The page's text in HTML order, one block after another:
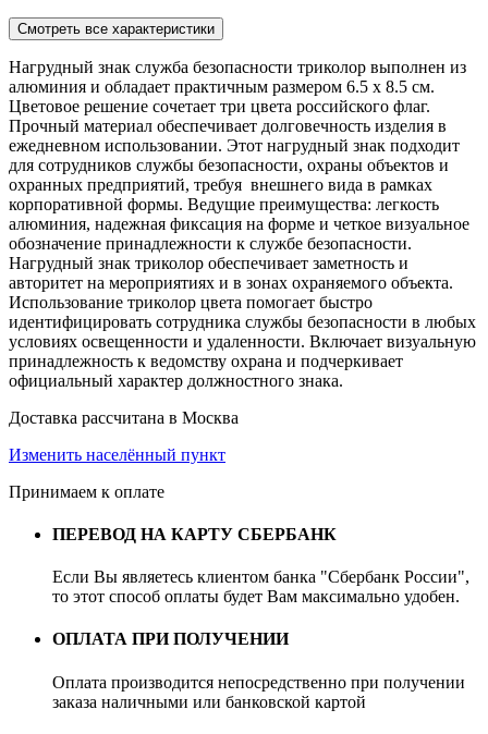
Смотреть все характеристики
Нагрудный знак служба безопасности триколор выполнен из
алюминия и обладает практичным размером 6.5 x 8.5 см.
Цветовое решение сочетает три цвета российского флаг.
Прочный материал обеспечивает долговечность изделия в
ежедневном использовании. Этот нагрудный знак подходит
для сотрудников службы безопасности, охраны объектов и
охранных предприятий, требуя внешнего вида в рамках
корпоративной формы. Ведущие преимущества: легкость
алюминия, надежная фиксация на форме и четкое визуальное
обозначение принадлежности к службе безопасности.
Нагрудный знак триколор обеспечивает заметность и
авторитет на мероприятиях и в зонах охраняемого объекта.
Использование триколор цвета помогает быстро
идентифицировать сотрудника службы безопасности в любых
условиях освещенности и удаленности. Включает визуальную
принадлежность к ведомству охрана и подчеркивает
официальный характер должностного знака.
Доставка рассчитана в Москва
Изменить населённый пункт
Принимаем к оплате
ПЕРЕВОД НА КАРТУ СБЕРБАНК
Если Вы являетесь клиентом банка "Сбербанк России",
то этот способ оплаты будет Вам максимально удобен.
ОПЛАТА ПРИ ПОЛУЧЕНИИ
Оплата производится непосредственно при получении
заказа наличными или банковской картой